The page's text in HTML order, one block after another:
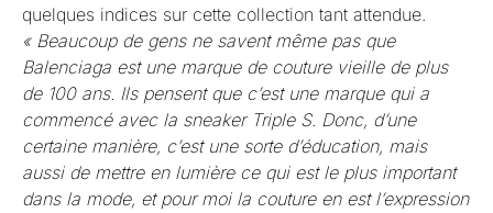
quelques indices sur cette collection tant attendue.
« Beaucoup de gens ne savent même pas que
Balenciaga est une marque de couture vieille de plus
de 100 ans. Ils pensent que c’est une marque qui a
commencé avec la sneaker Triple S. Donc, d’une
certaine manière, c’est une sorte d’éducation, mais
aussi de mettre en lumière ce qui est le plus important
dans la mode, et pour moi la couture en est l’expression